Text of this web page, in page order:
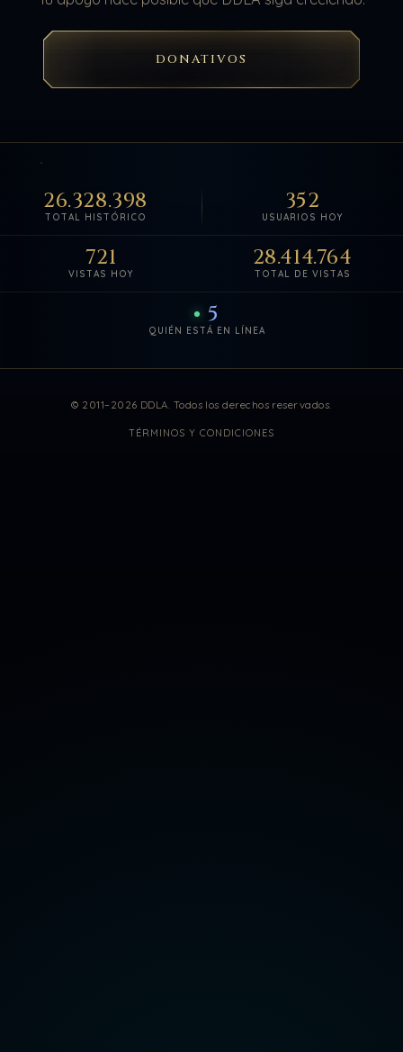
DONATIVOS
TOTAL HISTÓRICO
26.328.398
USUARIOS HOY
352
VISTAS HOY
721
TOTAL DE VISTAS
28.414.764
QUIÉN ESTÁ EN LÍNEA
5
© 2011–2026 DDLA. Todos los derechos reservados.
TÉRMINOS Y CONDICIONES